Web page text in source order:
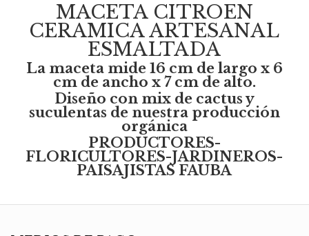
MACETA CITROEN
CERAMICA ARTESANAL
ESMALTADA
La maceta mide 16 cm de largo x 6
cm de ancho x 7 cm de alto.
Diseño con mix de cactus y
suculentas de nuestra producción
orgánica
PRODUCTORES-
FLORICULTORES-JARDINEROS-
PAISAJISTAS FAUBA